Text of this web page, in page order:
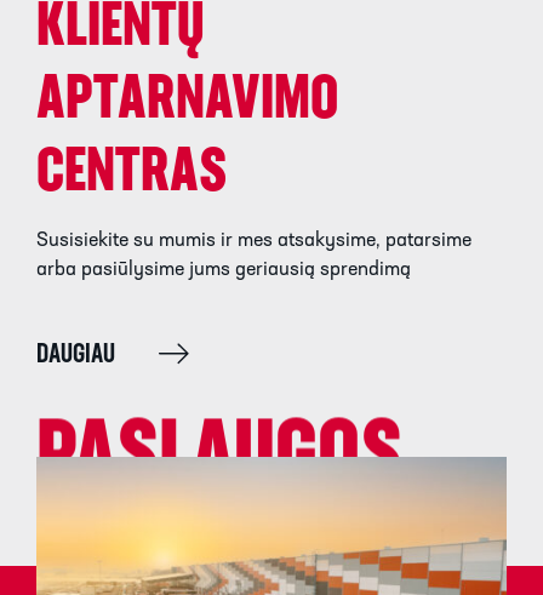
PASLAUGOS
KLIENTŲ
APTARNAVIMO
CENTRAS
Susisiekite su mumis ir mes atsakysime, patarsime
arba pasiūlysime jums geriausią sprendimą
DAUGIAU